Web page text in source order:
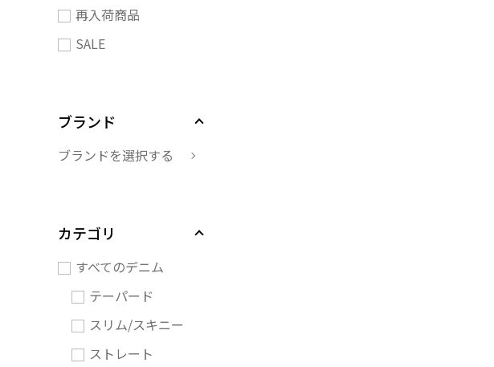
再入荷商品
SALE
ブランド
ブランドを選択する
カテゴリ
すべてのデニム
テーパード
スリム/スキニー
ストレート